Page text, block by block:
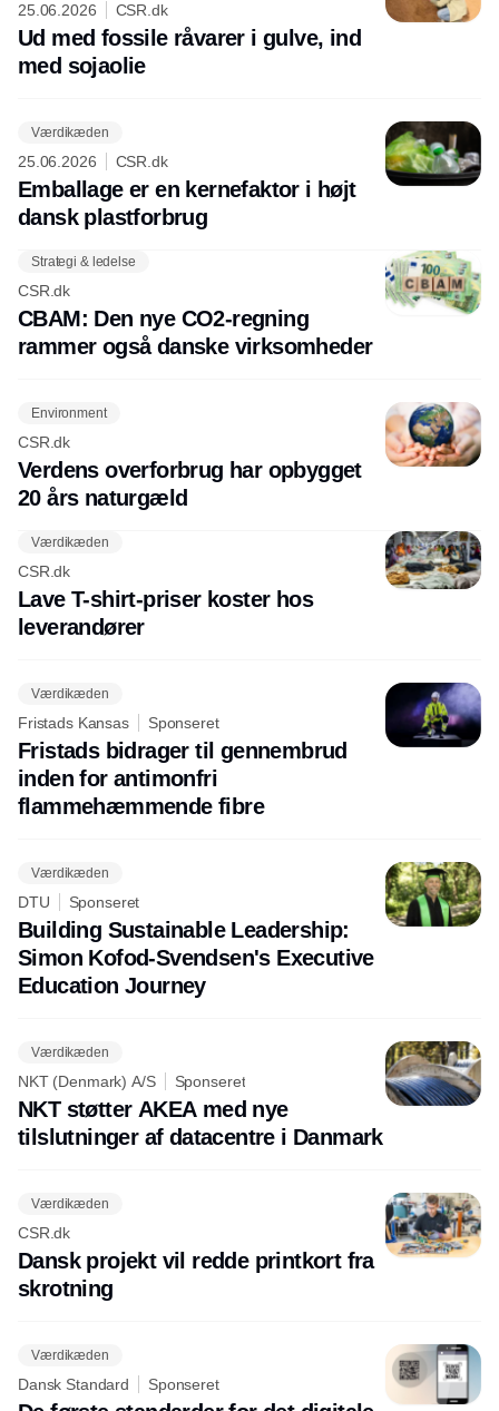
25.06.2026 CSR.dk
Ud med fossile råvarer i gulve, ind
med sojaolie
Værdikæden
25.06.2026 CSR.dk
Emballage er en kernefaktor i højt
dansk plastforbrug
Strategi & ledelse
CSR.dk
CBAM: Den nye CO2-regning
rammer også danske virksomheder
Environment
CSR.dk
Verdens overforbrug har opbygget
20 års naturgæld
Værdikæden
CSR.dk
Lave T-shirt-priser koster hos
leverandører
Værdikæden
Fristads Kansas Sponseret
Fristads bidrager til gennembrud
inden for antimonfri
flammehæmmende fibre
Værdikæden
DTU Sponseret
Building Sustainable Leadership:
Simon Kofod-Svendsen's Executive
Education Journey
Værdikæden
NKT (Denmark) A/S Sponseret
NKT støtter AKEA med nye
tilslutninger af datacentre i Danmark
Værdikæden
CSR.dk
Dansk projekt vil redde printkort fra
skrotning
Værdikæden
Dansk Standard Sponseret